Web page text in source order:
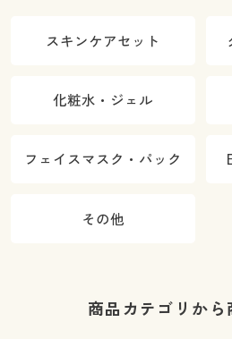
スキンケアセット
化粧水・ジェル
フェイスマスク・パック
その他
商品カテゴリか